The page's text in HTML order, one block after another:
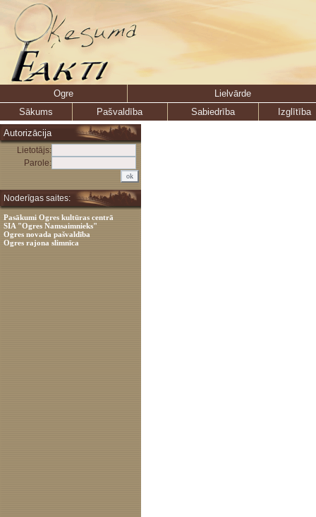
Ogre
Lielvārde
Sākums
Pašvaldība Sabiedrība
Izglītība
Autorizācija
Lietotājs:
Parole:
Noderīgas saites:
Pasākumi Ogres kultūras centrā
SIA "Ogres Namsaimnieks"
Ogres novada pašvaldība
Ogres rajona slimnīca